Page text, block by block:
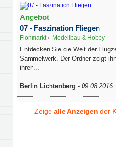
Angebot
07 - Faszination Fliegen
Flohmarkt» Modellbau & Hobby
Entdecken Sie die Welt der
Sammelwerk. Der Ordner zeigt
ihren...
Berlin Lichtenberg - 09.08.2016
Zeige alle Anzeigen der